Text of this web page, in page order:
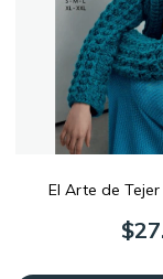
El Arte de Tejer